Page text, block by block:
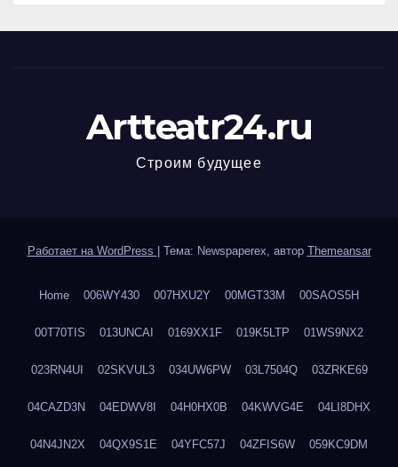
Artteatr24.ru
Строим будущее
Работает на WordPress Тема: Newspaperex, автор Themeansar
Home 006WY430 007HXU2Y 00MGT33M 00SAOS5H
00T70TIS 013UNCAI 0169XX1F 019K5LTP 01WS9NX2
023RN4UI 02SKVUL3 034UW6PW 03L7504Q 03ZRKE69
04CAZD3N 04EDWV8I 04H0HX0B 04KWVG4E 04LI8DHX
04N4JN2X 04QX9S1E 04YFC57J 04ZFIS6W 059KC9DM